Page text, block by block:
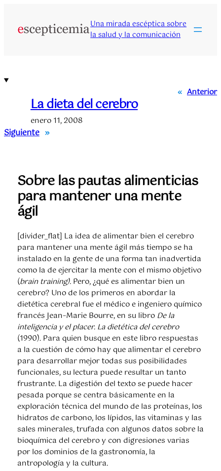
contenido
Una mirada escéptica sobre
la salud y la comunicación
« Anterior
La dieta del cerebro
enero 11, 2008
Siguiente »
Sobre las pautas alimenticias
para mantener una mente
ágil
[divider_flat] La idea de alimentar bien el cerebro
para mantener una mente ágil más tiempo se ha
instalado en la gente de una forma tan inadvertida
como la de ejercitar la mente con el mismo objetivo
(brain training). Pero, ¿qué es alimentar bien un
cerebro? Uno de los primeros en abordar la
dietética cerebral fue el médico e ingeniero químico
francés Jean–Marie Bourre, en su libro De la
inteligencia y el placer. La dietética del cerebro
(1990). Para quien busque en este libro respuestas
a la cuestión de cómo hay que alimentar el cerebro
para desarrollar mejor todas sus posibilidades
funcionales, su lectura puede resultar un tanto
frustrante. La digestión del texto se puede hacer
pesada porque se centra básicamente en la
exploración técnica del mundo de las proteínas, los
hidratos de carbono, los lípidos, las vitaminas y las
sales minerales, trufada con algunos datos sobre la
bioquímica del cerebro y con digresiones varias
por los dominios de la gastronomía, la
antropología y la cultura.